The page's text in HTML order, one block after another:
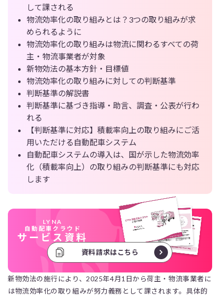
して課される
物流効率化の取り組みとは？3つの取り組みが求
められるように
物流効率化の取り組みは物流に関わるすべての荷
主・物流事業者が対象
新物効法の基本方針・目標値
物流効率化の取り組みに対しての判断基準
判断基準の解説書
判断基準に基づき指導・助言、調査・公表が行わ
れる
【判断基準に対応】積載率向上の取り組みにご活
用いただける自動配車システム
自動配車システムの導入は、国が示した物流効率
化（積載率向上）の取り組みの判断基準にも対応
します
LYNA
自動配車クラウド
サービス資料
資料請求はこちら
新物効法の施行により、2025年4月1日から荷主・物流事業者に
は物流効率化の取り組みが努力義務として課されます。具体的